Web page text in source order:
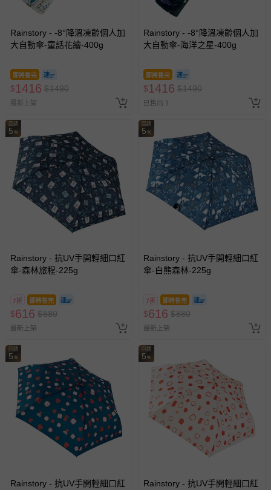
Rainstory - -8°降溫凍齡個人加
大自動傘-童話花繪-400g
即將售完
$1416 $1490
最新上架
Rainstory - -8°降溫凍齡個人加
大自動傘-海洋之星-400g
即將售完
$1416 $1490
已售出 1
回饋
5 %
Rainstory - 抗UV手開輕細口紅
傘-森林旅程-225g
7折 即將售完
$616 $880
最新上架
回饋
5 %
Rainstory - 抗UV手開輕細口紅
傘-白熊森林-225g
7折 即將售完
$616 $880
最新上架
回饋
5 %
Rainstory - 抗UV手開輕細口紅
回饋
5 %
Rainstory - 抗UV手開輕細口紅